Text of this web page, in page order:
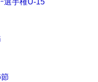
選手権U-15